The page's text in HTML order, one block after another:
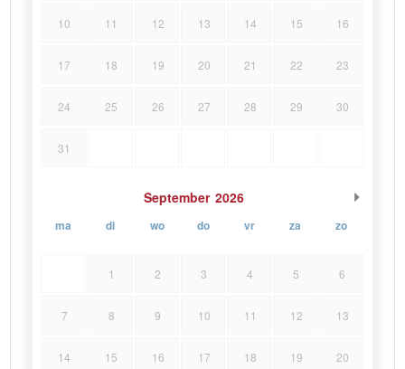
10 11 12 13 14 15 16
17 18 19 20 21 22 23
24 25 26 27 28 29 30
31
September 2026
ma di wo do vr za zo
1 2 3 4 5 6
7 8 9 10 11 12 13
14 15 16 17 18 19 20